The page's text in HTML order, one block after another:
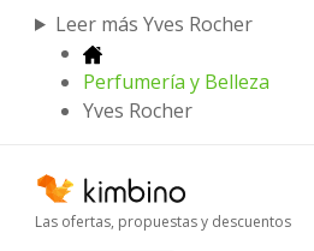
Leer más Yves Rocher
Perfumería y Belleza
Yves Rocher
Las ofertas, propuestas y descuentos